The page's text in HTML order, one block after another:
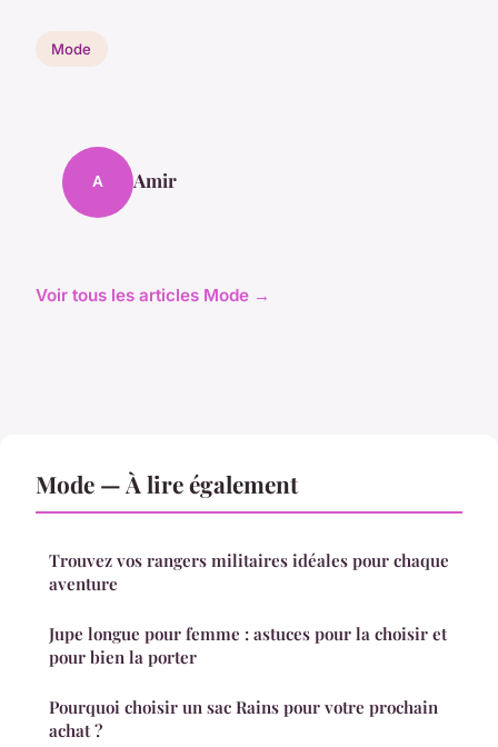
Mode
A Amir
Voir tous les articles Mode →
Mode — À lire également
Trouvez vos rangers militaires idéales pour chaque
aventure
Jupe longue pour femme : astuces pour la choisir et
pour bien la porter
Pourquoi choisir un sac Rains pour votre prochain
achat ?